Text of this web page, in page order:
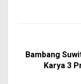
Bambang
Karya 3